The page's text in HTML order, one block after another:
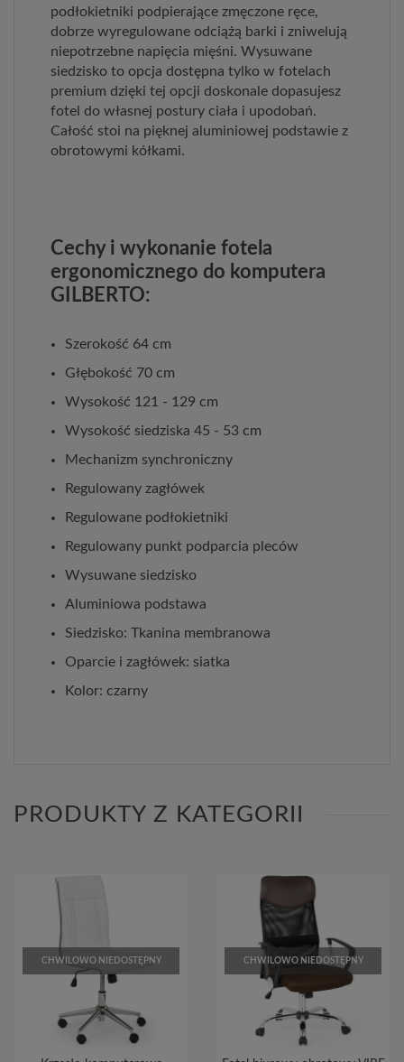
podłokietniki podpierające zmęczone ręce,
dobrze wyregulowane odciążą barki i zniwelują
niepotrzebne napięcia mięśni. Wysuwane
siedzisko to opcja dostępna tylko w fotelach
premium dzięki tej opcji doskonale dopasujesz
fotel do własnej postury ciała i upodobań.
Całość stoi na pięknej aluminiowej podstawie z
obrotowymi kółkami.
Cechy i wykonanie fotela
ergonomicznego do komputera
GILBERTO:
Szerokość 64 cm
Głębokość 70 cm
Wysokość 121 - 129 cm
Wysokość siedziska 45 - 53 cm
Mechanizm synchroniczny
Regulowany zagłówek
Regulowane podłokietniki
Regulowany punkt podparcia pleców
Wysuwane siedzisko
Aluminiowa podstawa
Siedzisko: Tkanina membranowa
Oparcie i zagłówek: siatka
Kolor: czarny
PRODUKTY Z KATEGORII
CHWILOWO NIEDOSTĘPNY CHWILOWO NIEDOSTĘPNY